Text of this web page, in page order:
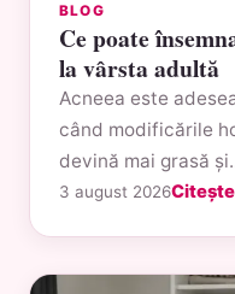
BLOG
Ce poate
la vârsta adultă
Acneea este
când modificările
devină mai grasă
3 august 2026